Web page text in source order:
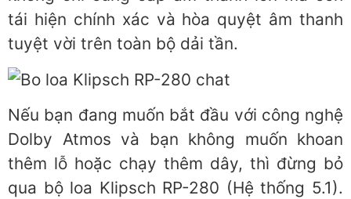
tái hiện chính xác và hòa quyệt âm thanh
tuyệt vời trên toàn bộ dải tần.
Nếu bạn đang muốn bắt đầu với công nghệ
Dolby Atmos và bạn không muốn khoan
thêm lỗ hoặc chạy thêm dây, thì đừng bỏ
qua bộ loa Klipsch RP-280 (Hệ thống 5.1).